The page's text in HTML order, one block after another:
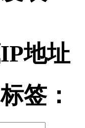
地址
签：